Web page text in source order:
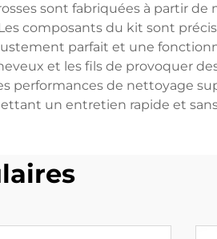
sont fabriquées à partir
composants du kit sont
parfait et une
et les fils de provoquer
performances de nettoyage
un entretien rapide et sans